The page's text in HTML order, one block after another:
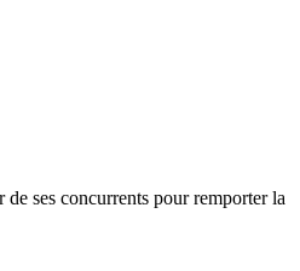
ses concurrents pour remporter la